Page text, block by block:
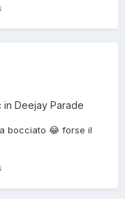
in Deejay Parade
bocciato 😂 forse il